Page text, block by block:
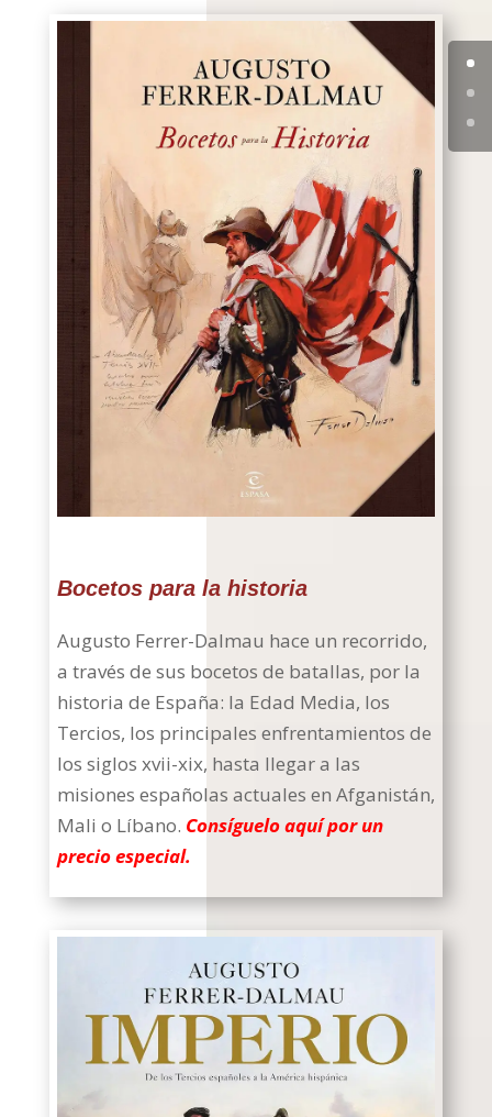
Bocetos para la historia
Augusto Ferrer-Dalmau hace un recorrido,
a través de sus bocetos de batallas, por la
historia de España: la Edad Media, los
Tercios, los principales enfrentamientos de
los siglos xvii-xix, hasta llegar a las
misiones españolas actuales en Afganistán,
Mali o Líbano. Consíguelo aquí por un
precio especial.